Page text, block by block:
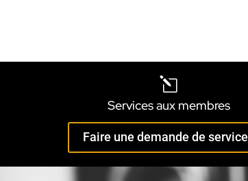
l
Services aux membres
Faire une demande de service